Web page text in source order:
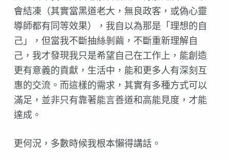
會結凍（其實當黑道老大，無良政客，或偽心靈
導師都有同等效果），我自以為那是「理想的自
己」，但當我不斷抽絲剝繭，不斷重新理解自
己，我才發現我只是希望自己在工作上，能創造
更有意義的貢獻，生活中，能和更多人有深刻互
惠的交流。而這樣的需求，其實有多種方式可以
滿足，並非只有靠著能言善道和高能見度，才能
達成。
更何況，多數時候我根本懶得講話。